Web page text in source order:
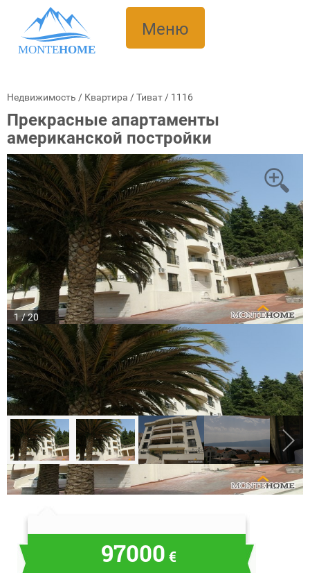
MONTEHOME
Меню
Недвижимость / Квартира /Тиват / 1116
Прекрасные апартаменты
американской постройки
1 / 20
97000 €